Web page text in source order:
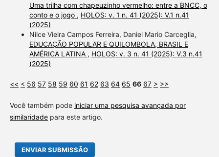
Uma trilha com chapeuzinho vermelho: entre a BNCC, o
conto e o jogo , HOLOS: v. 1 n. 41 (2025): V.1 n.41
(2025)
Nilce Vieira Campos Ferreira, Daniel Mario Carceglia,
EDUCAÇÃO POPULAR E QUILOMBOLA, BRASIL E
AMÉRICA LATINA , HOLOS: v. 3 n. 41 (2025): V.3 n.41
(2025)
<< < 56 57 58 59 60 61 62 63 64 65 66 67 > >>
Você também pode iniciar uma pesquisa avançada por
similaridadepara este artigo.
ENVIAR SUBMISSÃO